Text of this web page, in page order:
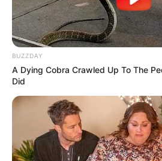
BUZZDAY
A Dying Cobra Crawled Up To The
Did